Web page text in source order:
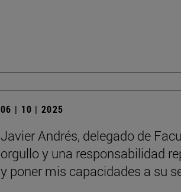
06 | 10 | 2025
Javier Andrés, delegado de
orgullo y una responsabilidad
y poner mis capacidades a su